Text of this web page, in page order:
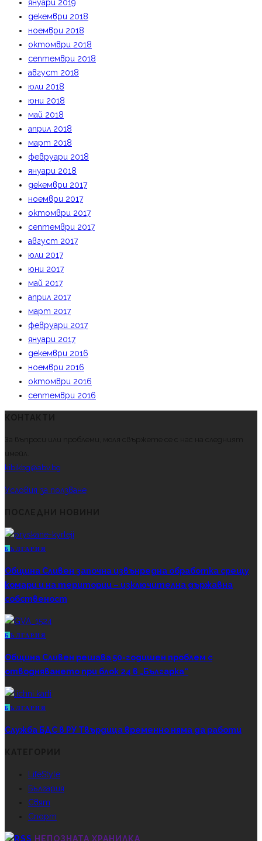
януари 2019
декември 2018
ноември 2018
октомври 2018
септември 2018
август 2018
юли 2018
юни 2018
май 2018
април 2018
март 2018
февруари 2018
януари 2018
декември 2017
ноември 2017
октомври 2017
септември 2017
август 2017
юли 2017
юни 2017
май 2017
април 2017
март 2017
февруари 2017
януари 2017
декември 2016
ноември 2016
октомври 2016
септември 2016
За въпроси или проблеми, моля свържете се с нас на следният
имейл.
kibikbg@abv.bg
Условия за ползване
Б ЪЛГАРИЯ
Община Сливен започна извънредна обработка срещу
комари и на територии – изключителна държавна
собственост
Б ЪЛГАРИЯ
Община Сливен решава 50-годишен проблем с
отводняването при блок 24 в „Българка“
Б ЪЛГАРИЯ
Служба БДС в РУ Твърдица временно няма да работи
LifeStyle
България
Свят
Спорт
НЕПОЗНАТА ХРАНИЛКА